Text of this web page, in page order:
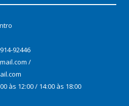
92446
/
às 12:00 / 14:00 às 18:00